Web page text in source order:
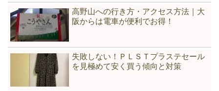
高野山への行き方・アクセス方法｜大
阪からは電車が便利でお得！
失敗しない！ＰＬＳＴプラステセール
を見極めて安く買う傾向と対策